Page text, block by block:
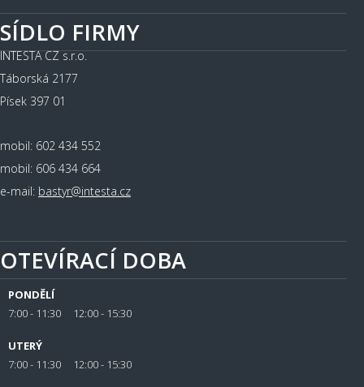
SÍDLO FIRMY
INTESTA CZ s.r.o.
Táborská 2177
Písek 397 01
mobil: 602 434 552
mobil: 606 434 664
e-mail: bastyr@intesta.cz
OTEVÍRACÍ DOBA
PONDĚLÍ
7:00 - 11:30 12:00 - 15:30
UTERÝ
7:00 - 11:30 12:00 - 15:30